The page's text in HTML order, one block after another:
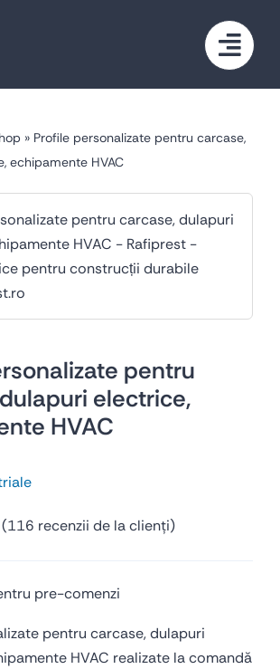
» Profile personalizate pentru carcase,
echipamente HVAC
pentru
electrice,
HVAC
(116 recenzii de la clienți)
pre-comenzi
pentru carcase, dulapuri
HVAC realizate la comandă